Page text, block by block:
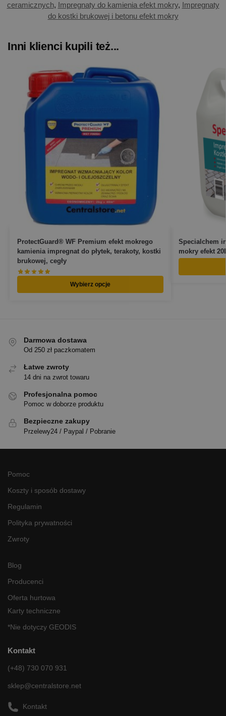
ceramicznych, Impregnaty do kamienia efekt mokry, Impregnaty
do kostki brukowej i betonu efekt mokry
Inni klienci kupili też...
ProtectGuard® WF Premium efekt mokrego
kamienia impregnat do płytek, terakoty, kostki
brukowej, cegły
Wybierz opcje
Specialchem
mokry efekt
Darmowa dostawa
Od 250 zł paczkomatem
Łatwe zwroty
14 dni na zwrot towaru
Profesjonalna pomoc
Pomoc w doborze produktu
Bezpieczne zakupy
Przelewy24 / Paypal / Pobranie
Pomoc
Koszty i sposób dostawy
Regulamin
Polityka prywatności
Zwroty
Blog
Producenci
Oferta hurtowa
Karty techniczne
*Nie dotyczy GEODIS
Kontakt
(+48) 730 070 931
sklep@centralstore.net
Kontakt